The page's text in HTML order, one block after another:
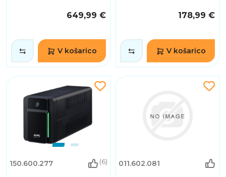
649,99 €
V košarico
178,99 €
V košarico
150.600.277 (6) 011.602.081